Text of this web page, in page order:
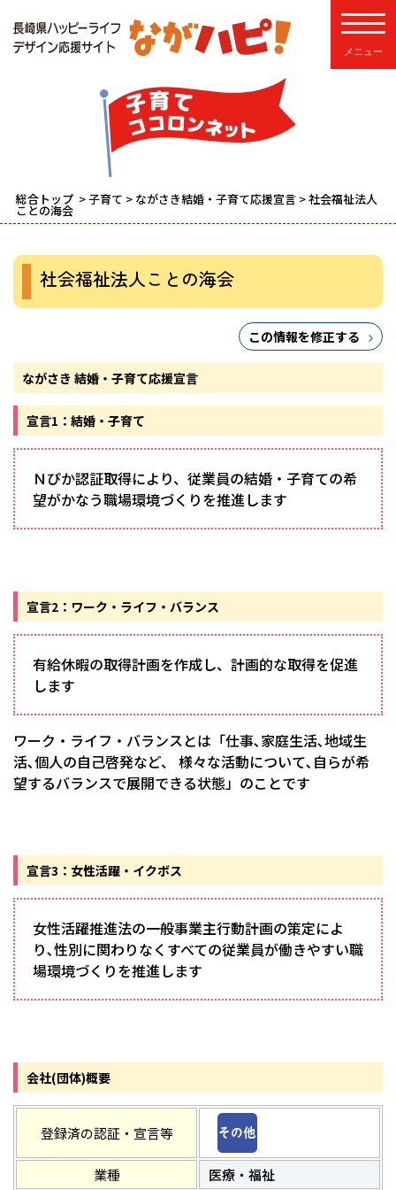
総合トップ >子育て > ながさき結婚・子育て応援宣言 > 社会福祉法人
ことの海会
社会福祉法人ことの海会
この情報を修正する
ながさき 結婚・子育て応援宣言
宣言1：結婚・子育て
Ｎぴか認証取得により、従業員の結婚・子育ての希
望がかなう職場環境づくりを推進します
宣言2：ワーク・ライフ・バランス
有給休暇の取得計画を作成し、計画的な取得を促進
します
ワーク・ライフ・バランスとは「仕事､家庭生活､地域生
活､個人の自己啓発など、 様々な活動について､自らが希
望するバランスで展開できる状態」のことです
宣言3：女性活躍・イクボス
女性活躍推進法の一般事業主行動計画の策定によ
り､性別に関わりなくすべての従業員が働きやすい職
場環境づくりを推進します
会社(団体)概要
登録済の認証・宣言等
業種 医療・福祉